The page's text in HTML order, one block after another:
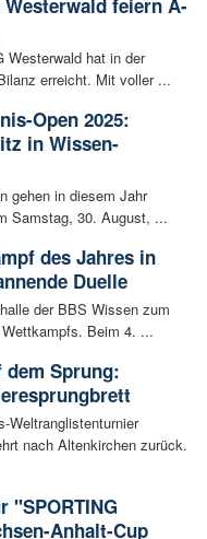
Westerwald hat in der
erreicht. Mit voller ...
Open 2025:
in Wissen-
gehen in diesem Jahr
Samstag, 30. August, ...
des Jahres in
Duelle
der BBS Wissen zum
Beim 4. ...
dem Sprung:
Weltranglistenturnier
nach Altenkirchen zurück.
"SPORTING
Anhalt-Cup